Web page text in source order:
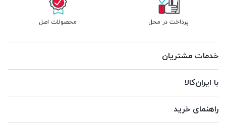
پرداخت در محل محصولات اصل
خدمات مشتریان
با ایران‌کالا
راهنمای خرید